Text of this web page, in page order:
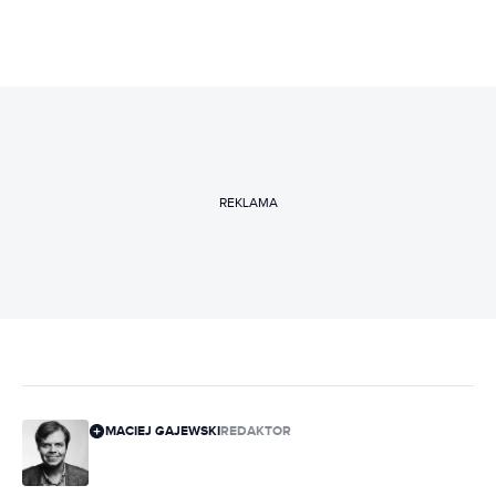
REKLAMA
MACIEJ GAJEWSKIREDAKTOR